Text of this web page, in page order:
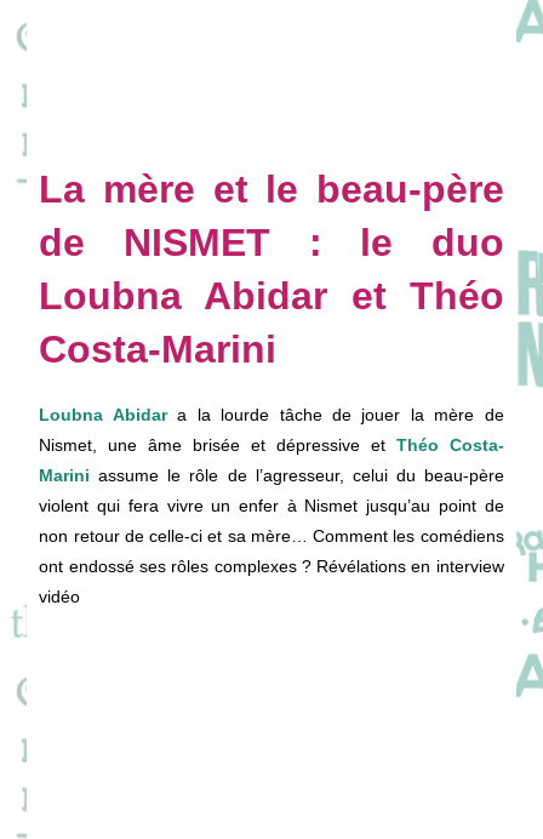
La mère et le beau-père
de NISMET : le duo
Loubna Abidar et Théo
Costa-Marini
Loubna Abidar a la lourde tâche de jouer la mère de
Nismet, une âme brisée et dépressive et Théo Costa-
Marini assume le rôle de l’agresseur, celui du beau-père
violent qui fera vivre un enfer à Nismet jusqu’au point de
non retour de celle-ci et sa mère… Comment les comédiens
ont endossé ses rôles complexes ? Révélations en interview
vidéo